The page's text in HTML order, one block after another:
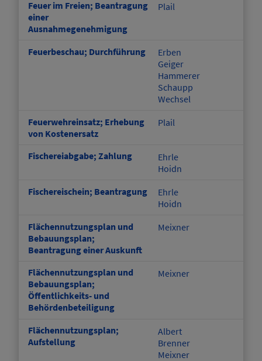
Feuer im Freien; Beantragung
einer
Ausnahmegenehmigung
Plail
Feuerbeschau; Durchführung
Erben
Geiger
Hammerer
Schaupp
Wechsel
Feuerwehreinsatz; Erhebung
von Kostenersatz
Plail
Fischereiabgabe; Zahlung
Ehrle
Hoidn
Fischereischein; Beantragung
Ehrle
Hoidn
Flächennutzungsplan und
Bebauungsplan;
Beantragung einer Auskunft
Meixner
Flächennutzungsplan und
Bebauungsplan;
Öffentlichkeits- und
Behördenbeteiligung
Meixner
Flächennutzungsplan;
Aufstellung
Albert
Brenner
Meixner